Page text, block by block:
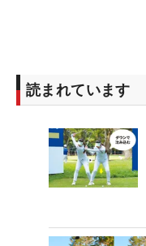
読まれています